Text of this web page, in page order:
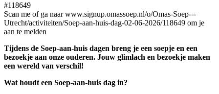
#118649
Scan me of ga naar www.signup.omassoep.nl/o/Omas-Soep---
Utrecht/activiteiten/Soep-aan-huis-dag-02-06-2026/118649 om je
aan te melden
Tijdens de Soep-aan-huis dagen breng je een soepje en een
bezoekje aan onze ouderen. Jouw glimlach en bezoekje maken
een wereld van verschil!
Wat houdt een Soep-aan-huis dag in?